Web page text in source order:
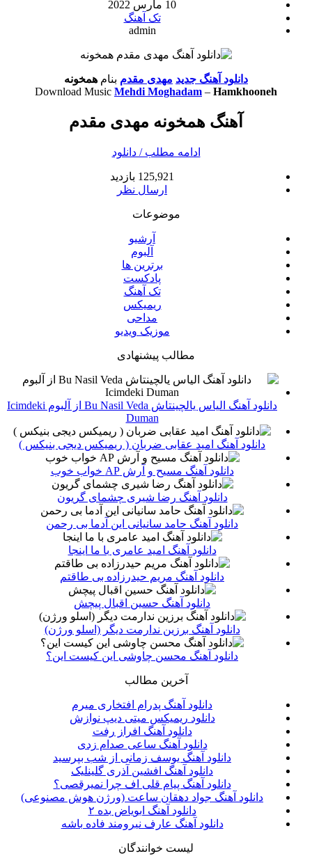
10 مارس 2022
تک آهنگ
admin
دانلود آهنگ جدید مهدی مقدم بنام همخونه
Download Music Mehdi Moghadam – Hamkhooneh
آهنگ همخونه مهدی مقدم
ادامه مطلب / دانلود
125,921 بازدید
ارسال نظر
موضوعات
آرشیو
آلبوم
برترین ها
پادکست
تک آهنگ
ریمیکس
مداحی
موزیک ویدیو
مطالب پیشنهادی
دانلود آهنگ الیاس یالچینتاش Bu Nasil Veda از آلبوم Icimdeki
Duman
دانلود آهنگ امید عقابی ضربان ( ریمیکس دیجی بنیکس )
دانلود آهنگ مسیح و آرش AP خواب خوب
دانلود آهنگ رضا شیری چشمای گریون
دانلود آهنگ حامد سانیانی این آدما بی رحمن
دانلود آهنگ امید عامری با ما اینجا
دانلود آهنگ مریم حیدرزاده بی طاقتم
دانلود آهنگ حسین اقبال پیچش
دانلود آهنگ برزین ندارمت دیگر (اسلو ورژن)
دانلود آهنگ محسن چاوشی این کیست این؟
آخرین مطالب
دانلود آهنگ پدرام افتخاری میرم
دانلود ریمیکس میتی دیپ نوازش
دانلود آهنگ افراز رفت
دانلود آهنگ ساعی صدام زدی
دانلود آهنگ یوسف زمانی از شب بپرسید
دانلود آهنگ افشین آذری گلینلیک
دانلود آهنگ پیام قلی اف چرا نمیرقصی؟
دانلود آهنگ جواد دهقان ساعت (ورژن هوش مصنوعی)
دانلود آهنگ ابویاض بده ۲
دانلود آهنگ عارف نیرومند فاده باشه
لیست خوانندگان